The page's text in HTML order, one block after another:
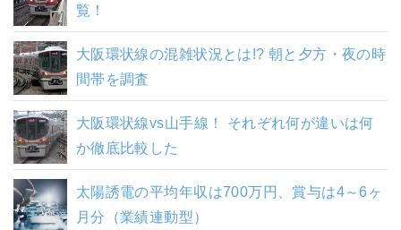
覧！
大阪環状線の混雑状況とは!? 朝と夕方・夜の時
間帯を調査
大阪環状線vs山手線！ それぞれ何が違いは何
か徹底比較した
太陽誘電の平均年収は700万円、賞与は4～6ヶ
月分（業績連動型）